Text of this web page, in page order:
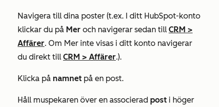
Navigera till dina poster (t.ex. I ditt HubSpot-konto
klickar du på Mer och navigerar sedan till CRM >
Affärer. Om Mer inte visas i ditt konto navigerar
du direkt till CRM > Affärer.).
Klicka på namnet på en post.
Håll muspekaren över en associerad post i höger